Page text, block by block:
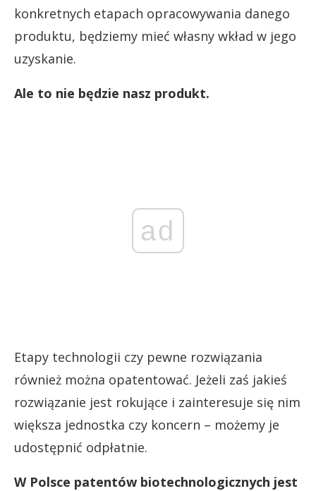
konkretnych etapach opracowywania danego
produktu, będziemy mieć własny wkład w jego
uzyskanie.
Ale to nie będzie nasz produkt.
ad
Etapy technologii czy pewne rozwiązania
również można opatentować. Jeżeli zaś jakieś
rozwiązanie jest rokujące i zainteresuje się nim
większa jednostka czy koncern – możemy je
udostępnić odpłatnie.
W Polsce patentów biotechnologicznych jest